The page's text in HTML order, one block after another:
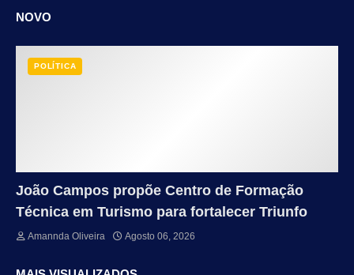
NOVO
POLÍTICA
João Campos propõe Centro de Formação
Técnica em Turismo para fortalecer Triunfo
Amannda Oliveira Agosto 06, 2026